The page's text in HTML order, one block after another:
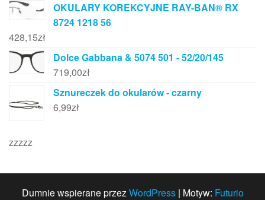
OKULARY KOREKCYJNE RAY-BAN® RX
8724 1218 56
428,15zł
Dolce Gabbana & 5074 501 - 52/20/145
719,00zł
Sznureczek do okularów - czarny
6,99zł
zzzzz
Dumnie wspierane przezWordPress | Motyw: Futurio